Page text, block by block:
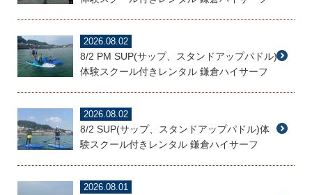
2026.08.02
8/2 PM SUP(サップ、スタンドアップパドル)
体験スクール付きレンタル 鎌倉ハイサーフ
2026.08.02
8/2 SUP(サップ、スタンドアップパドル)体
験スクール付きレンタル 鎌倉ハイサーフ
2026.08.01